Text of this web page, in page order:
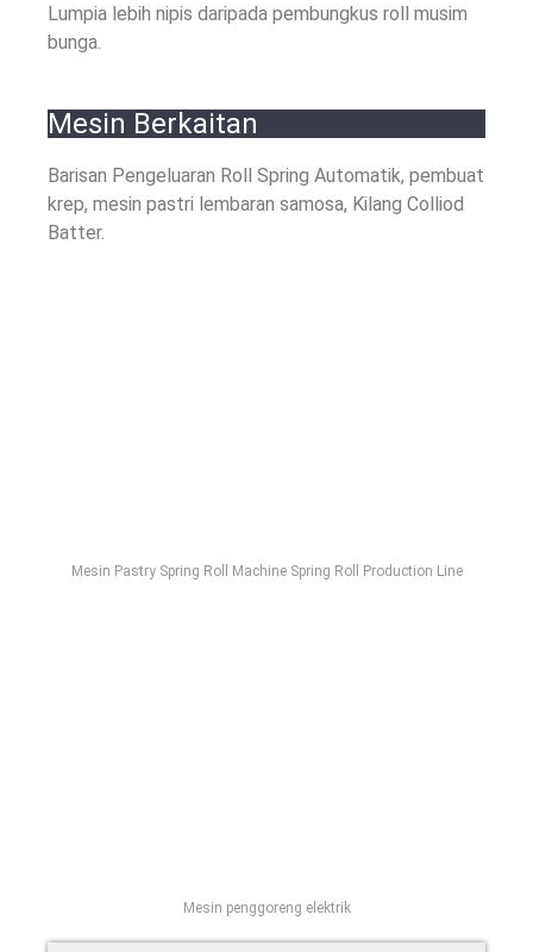
Lumpia lebih nipis daripada pembungkus roll musim
bunga.
Mesin Berkaitan
Barisan Pengeluaran Roll Spring Automatik, pembuat
krep, mesin pastri lembaran samosa, Kilang Colliod
Batter.
Mesin Pastry Spring Roll Machine Spring Roll Production Line
Mesin penggoreng elektrik